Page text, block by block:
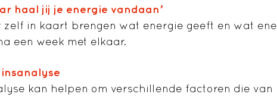
haal jij je energie vandaan’
zelf in kaart brengen wat energie geeft en wat
een week met elkaar.
kan helpen om verschillende factoren die van